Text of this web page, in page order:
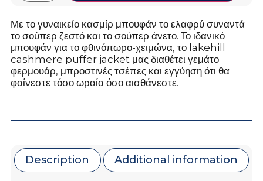
Με το γυναικείο κασμίρ μπουφάν το ελαφρύ συναντά
το σούπερ ζεστό και το σούπερ άνετο. Το ιδανικό
μπουφάν για το φθινόπωρο-χειμώνα, το lakehill
cashmere puffer jacket μας διαθέτει γεμάτο
φερμουάρ, μπροστινές τσέπες και εγγύηση ότι θα
φαίνεστε τόσο ωραία όσο αισθάνεστε.
Description Additional information